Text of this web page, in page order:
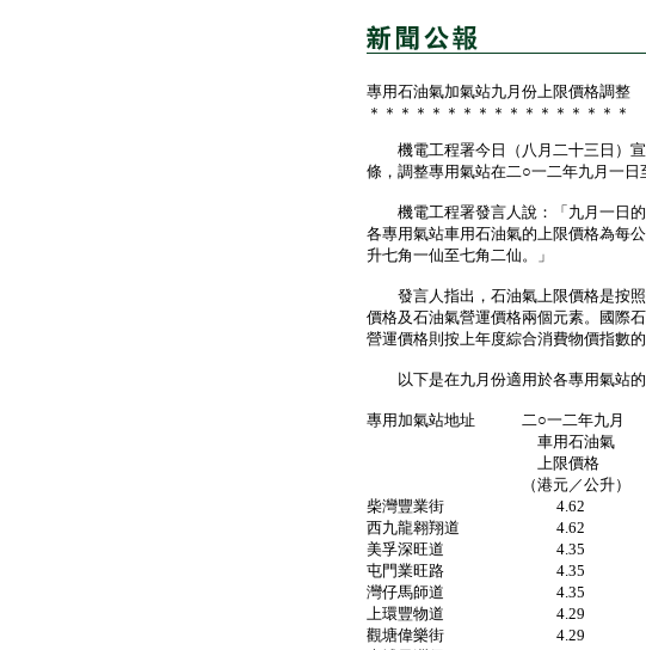
專用石油氣加氣站九月份上限價格調整
＊＊＊＊＊＊＊＊＊＊＊＊＊＊＊＊＊
機電工程署今日（八月二十三日）宣
條，調整專用氣站在二○一二年九月一日
機電工程署發言人說：「九月一日的
各專用氣站車用石油氣的上限價格為每
升七角一仙至七角二仙。」
發言人指出，石油氣上限價格是按照
價格及石油氣營運價格兩個元素。國際
營運價格則按上年度綜合消費物價指數
以下是在九月份適用於各專用氣站的
專用加氣站地址 二○一二年九月
車用石油氣 車
上限價格 上
（港元／公升） （港
柴灣豐業街 4.62
西九龍翱翔道 4.62
美孚深旺道 4.35
屯門業旺路 4.35
灣仔馬師道 4.35
上環豐物道 4.29
觀塘偉樂街 4.29